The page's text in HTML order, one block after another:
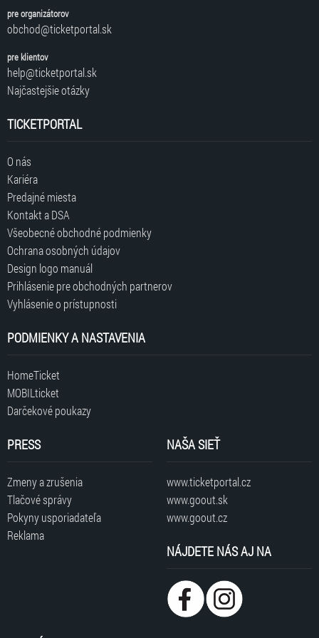
pre organizátorov
obchod@ticketportal.sk
pre klientov
help@ticketportal.sk
Najčastejšie otázky
TICKETPORTAL
O nás
Kariéra
Predajné miesta
Kontakt a DSA
Všeobecné obchodné podmienky
Ochrana osobných údajov
Design logo manuál
Prihlásenie pre obchodných partnerov
Vyhlásenie o prístupnosti
PODMIENKY A NASTAVENIA
HomeTicket
MOBILticket
Darčekové poukazy
PRESS
Zmeny a zrušenia
Tlačové správy
Pokyny usporiadateľa
Reklama
NAŠA SIEŤ
www.ticketportal.cz
www.goout.sk
www.goout.cz
NÁJDETE NÁS AJ NA